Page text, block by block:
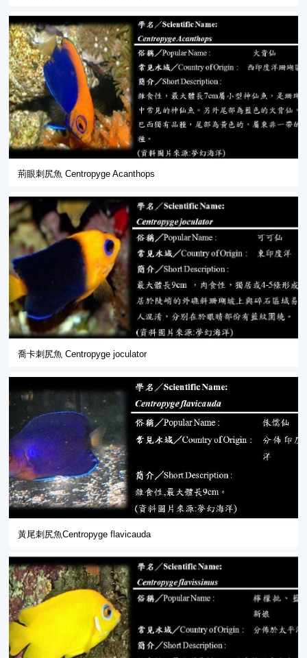
荊眼刺尻魚 Centropyge Acanthops
喬卡刺尻魚 Centropyge joculator
黃尾刺尻魚Centropyge flavicauda